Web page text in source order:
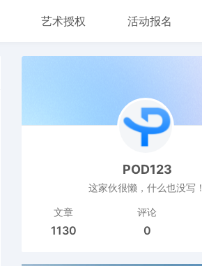
艺术授权 活动报名
POD123
这家伙很懒，什么也没写！
文章
1130
评论
0